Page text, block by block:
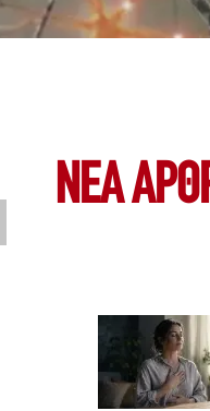
ΝΕΑ